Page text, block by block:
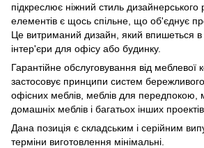
підкреслює ніжний стиль дизайнерського
елементів є щось спільне, що об'єднує
Це витриманий дизайн, який впишеться в
інтер'єри для офісу або будинку.
Гарантійне обслуговування від меблевої
застосовує принципи систем
офісних меблів, меблів для передпокою,
домашніх меблів і багатьох інших проектів.
Дана позиція є складським і серійним
терміни виготовлення мінімальні.